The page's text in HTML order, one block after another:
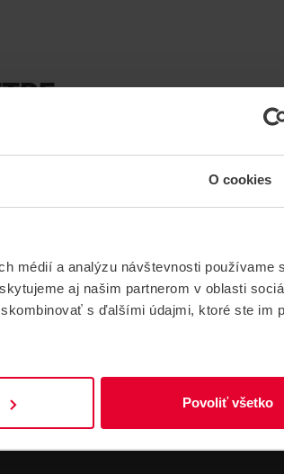
O cookies
médií a analýzu návštevnosti používame
aj našim partnerom v oblasti
s ďalšími údajmi, ktoré ste im
Povoliť všetko